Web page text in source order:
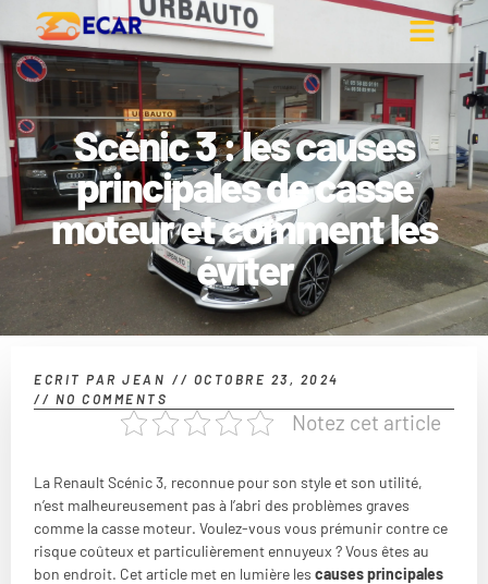
Scénic 3 : les causes
principales de casse
moteur et comment les
éviter
ECRIT PAR JEAN // OCTOBRE 23, 2024
// NO COMMENTS
Notez cet article
La Renault Scénic 3, reconnue pour son style et son utilité,
n’est malheureusement pas à l’abri des problèmes graves
comme la casse moteur. Voulez-vous vous prémunir contre ce
risque coûteux et particulièrement ennuyeux ? Vous êtes au
bon endroit. Cet article met en lumière les causes principales